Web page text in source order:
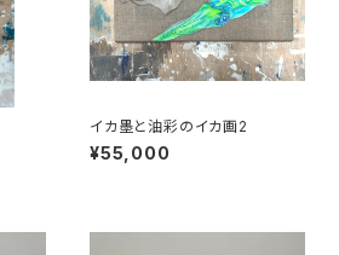
イカ墨と油彩のイカ画2
¥55,000